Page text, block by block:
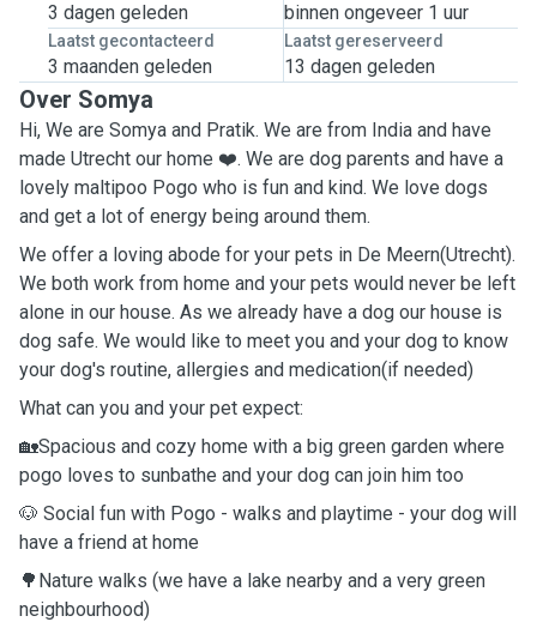
3 dagen geleden binnen ongeveer 1 uur
Laatst gecontacteerd
3 maanden geleden
Laatst gereserveerd
13 dagen geleden
Over Somya
Hi, We are Somya and Pratik. We are from India and have
made Utrecht our home ❤️. We are dog parents and have a
lovely maltipoo Pogo who is fun and kind. We love dogs
and get a lot of energy being around them.
We offer a loving abode for your pets in De Meern(Utrecht).
We both work from home and your pets would never be left
alone in our house. As we already have a dog our house is
dog safe. We would like to meet you and your dog to know
your dog's routine, allergies and medication(if needed)
What can you and your pet expect:
🏡Spacious and cozy home with a big green garden where
pogo loves to sunbathe and your dog can join him too
🐶 Social fun with Pogo - walks and playtime - your dog will
have a friend at home
🌳Nature walks (we have a lake nearby and a very green
neighbourhood)